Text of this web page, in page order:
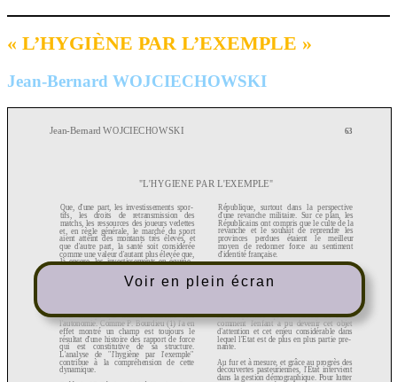
« L’HYGIÈNE PAR L’EXEMPLE »
Jean-Bernard WOJCIECHOWSKI
Voir en plein écran